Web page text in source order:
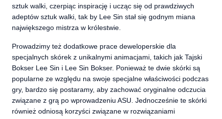
sztuk walki, czerpiąc inspirację i ucząc się od prawdziwych
adeptów sztuk walki, tak by Lee Sin stał się godnym miana
największego mistrza w królestwie.
Prowadzimy też dodatkowe prace deweloperskie dla
specjalnych skórek z unikalnymi animacjami, takich jak Tajski
Bokser Lee Sin i Lee Sin Bokser. Ponieważ te dwie skórki są
popularne ze względu na swoje specjalne właściwości podczas
gry, bardzo się postaramy, aby zachować oryginalne odczucia
związane z grą po wprowadzeniu ASU. Jednocześnie te skórki
również odniosą korzyści związane w rozwiązaniami